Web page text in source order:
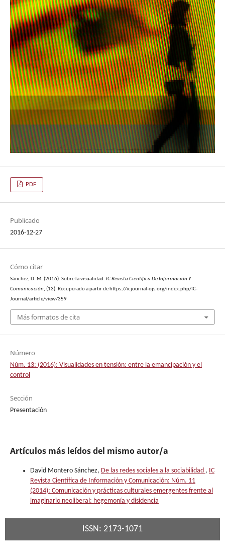
PDF
Publicado
2016-12-27
Cómo citar
Sánchez, D. M. (2016). Sobre la visualidad. IC Revista Científica De Información Y
Comunicación, (13). Recuperado a partir de https://icjournal-ojs.org/index.php/IC-
Journal/article/view/359
Más formatos de cita
Número
Núm. 13: (2016): Visualidades en tensión: entre la emancipación y el
control
Sección
Presentación
Artículos más leídos del mismo autor/a
David Montero Sánchez, De las redes sociales a la sociabilidad , IC
Revista Científica de Información y Comunicación: Núm. 11
(2014): Comunicación y prácticas culturales emergentes frente al
imaginario neoliberal: hegemonía y disidencia
ISSN: 2173-1071